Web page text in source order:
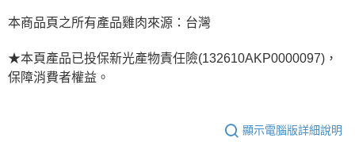
本商品頁之所有產品雞肉來源：台灣
★本頁產品已投保新光產物責任險(132610AKP0000097)，
保障消費者權益。
顯示電腦版詳細說明